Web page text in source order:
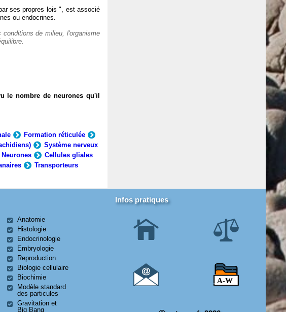
ses propres lois ", est associé
ou endocrines.
de milieu, l'organisme
le nombre de neurones qu'il
Formation réticulée
Système nerveux
Neurones
Cellules gliales
Transporteurs
Anatomie
Histologie
Endocrinologie
Embryologie
Reproduction
Biologie cellulaire
Biochimie
Modèle standard
des particules
Gravitation et
Big Bang
Infos pratiques